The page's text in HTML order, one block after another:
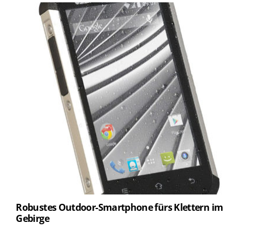
Robustes Outdoor-Smartphone fürs Klettern im
Gebirge